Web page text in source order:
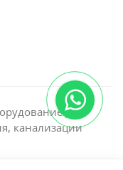
для
канализации